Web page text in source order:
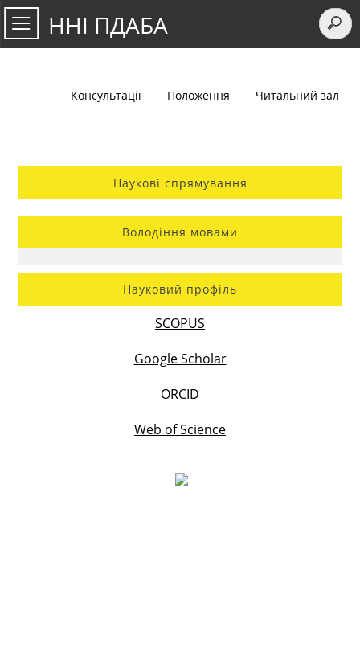
ННІ ПДАБА
Консультації Положення Читальний зал
Наукові спрямування
Володіння мовами
Науковий профіль
SCOPUS
Google Scholar
ORCID
Web of Science